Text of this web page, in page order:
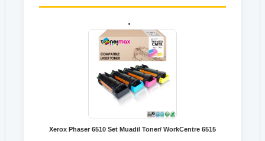
Xerox Phaser 6510 Set Muadil Toner/ WorkCentre 6515